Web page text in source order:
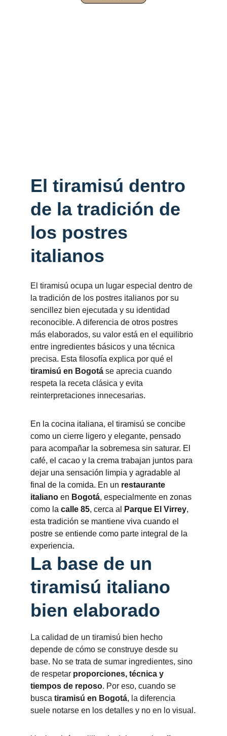
El tiramisú dentro
de la tradición de
los postres
italianos
El tiramisú ocupa un lugar especial dentro de
la tradición de los postres italianos por su
sencillez bien ejecutada y su identidad
reconocible. A diferencia de otros postres
más elaborados, su valor está en el equilibrio
entre ingredientes básicos y una técnica
precisa. Esta filosofía explica por qué el
tiramisú en Bogotá se aprecia cuando
respeta la receta clásica y evita
reinterpretaciones innecesarias.
En la cocina italiana, el tiramisú se concibe
como un cierre ligero y elegante, pensado
para acompañar la sobremesa sin saturar. El
café, el cacao y la crema trabajan juntos para
dejar una sensación limpia y agradable al
final de la comida. En un restaurante
italiano en Bogotá, especialmente en zonas
como la calle 85, cerca al Parque El Virrey,
esta tradición se mantiene viva cuando el
postre se entiende como parte integral de la
experiencia.
La base de un
tiramisú italiano
bien elaborado
La calidad de un tiramisú bien hecho
depende de cómo se construye desde su
base. No se trata de sumar ingredientes, sino
de respetar proporciones, técnica y
tiempos de reposo. Por eso, cuando se
busca tiramisú en Bogotá, la diferencia
suele notarse en los detalles y no en lo visual.